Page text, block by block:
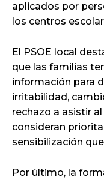
aplicados por
los centros
El PSOE local
que las familias
información para
irritabilidad,
rechazo a asistir
consideran
sensibilización
Por último, la